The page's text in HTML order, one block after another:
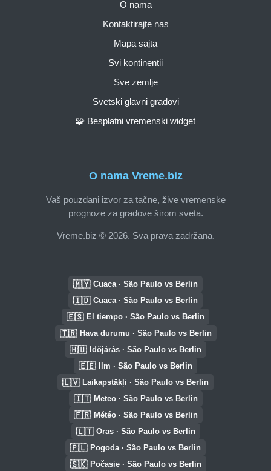
O nama Vreme.biz
Vaš pouzdani izvor za tačne, žive vremenske
prognoze za gradove širom sveta.
Vreme.biz © 2026. Sva prava zadržana.
O nama
Kontaktirajte nas
Mapa sajta
Svi kontinentii
Sve zemlje
Svetski glavni gradovi
🧩 Besplatni vremenski widget
🇲🇾 Cuaca · São Paulo vs Berlin
🇮🇩 Cuaca · São Paulo vs Berlin
🇪🇸 El tiempo · São Paulo vs Berlin
🇹🇷 Hava durumu · São Paulo vs Berlin
🇭🇺 Időjárás · São Paulo vs Berlin
🇪🇪 Ilm · São Paulo vs Berlin
🇱🇻 Laikapstākļi · São Paulo vs Berlin
🇮🇹 Meteo · São Paulo vs Berlin
🇫🇷 Météo · São Paulo vs Berlin
🇱🇹 Oras · São Paulo vs Berlin
🇵🇱 Pogoda · São Paulo vs Berlin
🇸🇰 Počasie · São Paulo vs Berlin